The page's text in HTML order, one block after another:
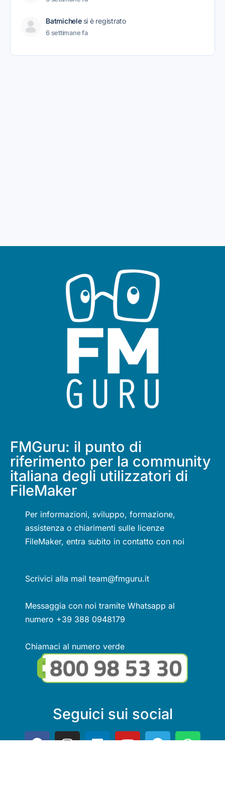
Batmichele si è registrato
6 settimane fa
FMGuru: il punto di
riferimento per la community
italiana degli utilizzatori di
FileMaker
Per informazioni, sviluppo, formazione,
assistenza o chiarimenti sulle licenze
FileMaker, entra subito in contatto con noi
Scrivici alla mail team@fmguru.it
Messaggia con noi tramite Whatsapp al
numero +39 388 0948179
Chiamaci al numero verde
Seguici sui social